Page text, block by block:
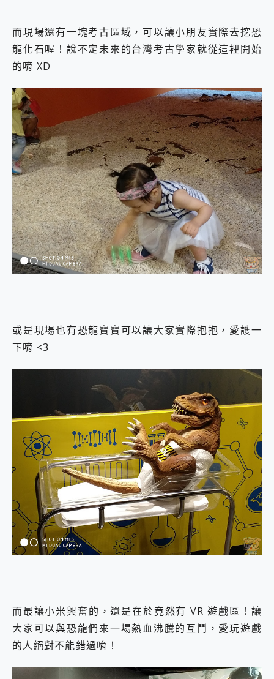
而現場還有一塊考古區域，可以讓小朋友實際去挖恐
龍化石喔！說不定未來的台灣考古學家就從這裡開始
的唷 XD
或是現場也有恐龍寶寶可以讓大家實際抱抱，愛護一
下唷 <3
而最讓小米興奮的，還是在於竟然有 VR 遊戲區！讓
大家可以與恐龍們來一場熱血沸騰的互鬥，愛玩遊戲
的人絕對不能錯過唷！